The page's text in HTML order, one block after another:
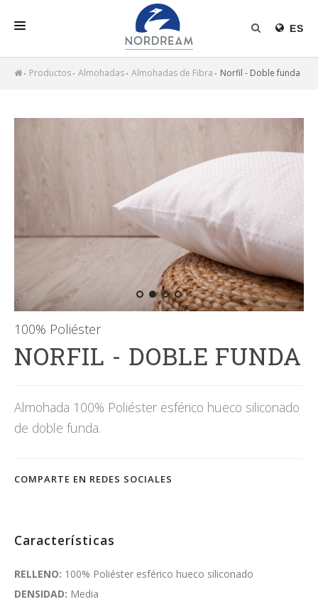
ES
INICIOProductos Almohadas Almohadas de Fibra Norfil - Doble funda
100% Poliéster
NORFIL - DOBLE FUNDA
Almohada 100% Poliéster esférico hueco siliconado
de doble funda.
COMPARTE EN REDES SOCIALES
Características
RELLENO: 100% Poliéster esférico hueco siliconado
DENSIDAD: Media